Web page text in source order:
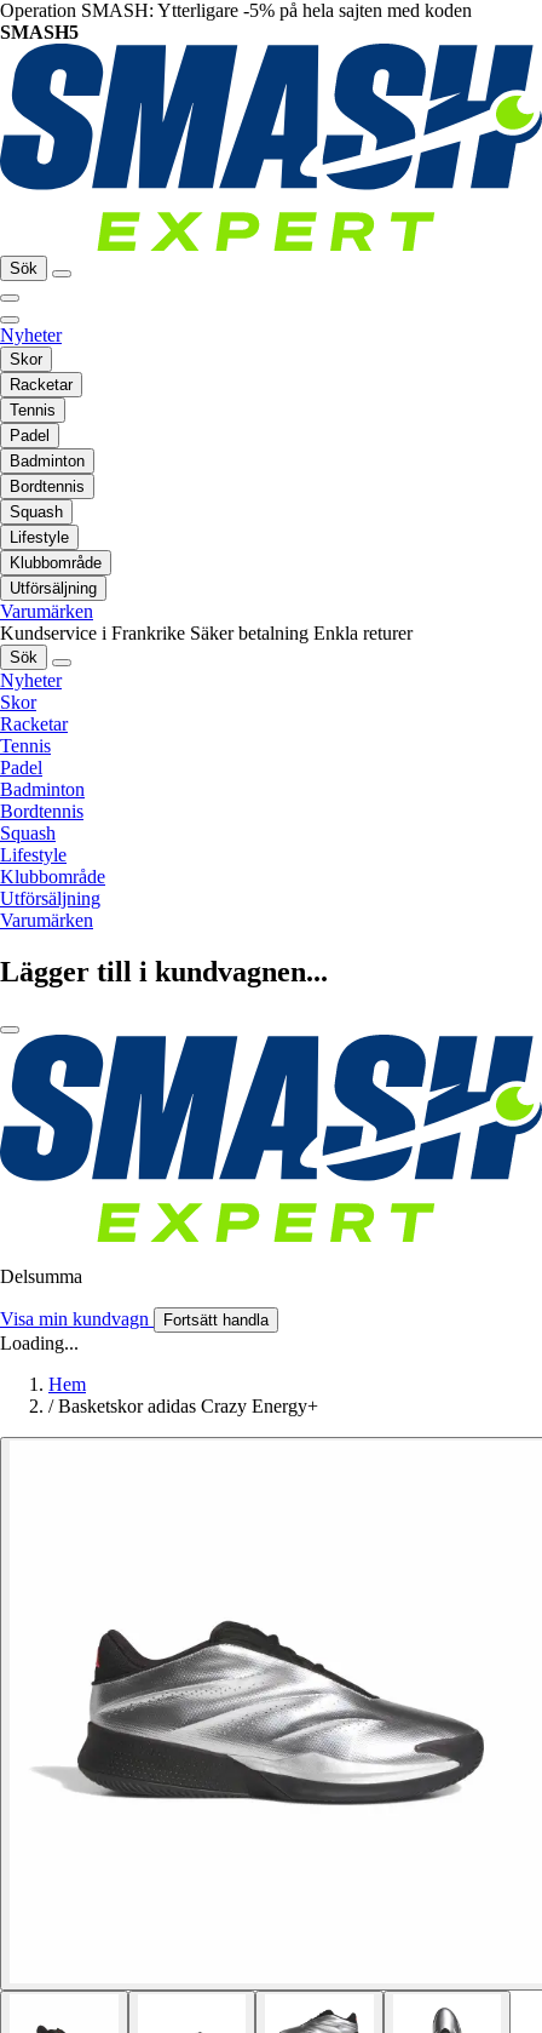
Operation SMASH: Ytterligare -5% på hela sajten med koden
SMASH5
Sök
Nyheter
Skor
Racketar
Tennis
Padel
Badminton
Bordtennis
Squash
Lifestyle
Klubbområde
Utförsäljning
Varumärken
Kundservice i Frankrike Säker betalning Enkla returer
Sök
Nyheter
Skor
Racketar
Tennis
Padel
Badminton
Bordtennis
Squash
Lifestyle
Klubbområde
Utförsäljning
Varumärken
Lägger till i kundvagnen...
Delsumma
Visa min kundvagn Fortsätt handla
Loading...
Hem
/ Basketskor adidas Crazy Energy+